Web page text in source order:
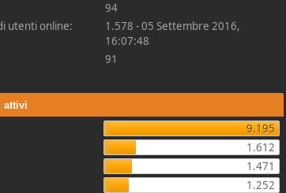
94
utenti online:
1.578 - 05 Settembre 2016,
16:07:48
91
attivi
9.195
1.612
1.471
1.252